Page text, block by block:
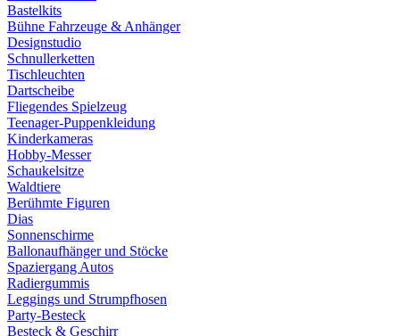
Bastelkits
Bühne Fahrzeuge & Anhänger
Designstudio
Schnullerketten
Tischleuchten
Dartscheibe
Fliegendes Spielzeug
Teenager-Puppenkleidung
Kinderkameras
Hobby-Messer
Schaukelsitze
Waldtiere
Berühmte Figuren
Dias
Sonnenschirme
Ballonaufhänger und Stöcke
Spaziergang Autos
Radiergummis
Leggings und Strumpfhosen
Party-Besteck
Besteck & Geschirr